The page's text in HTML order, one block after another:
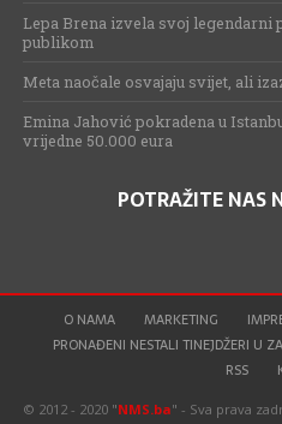
Lepa Brena izvela svoj legendarni
publikom
Meta naočale osvajaju svijet, ali
Emina Jahović pokradena u
vrijedne 50.000 eura
POTRAŽITE NAS
O NAMA MARKETING
PRONAĐENI NESTALI TINEJDŽERI U
RSS
© 2012 - 2020 "NMS.ba" - Sva prava